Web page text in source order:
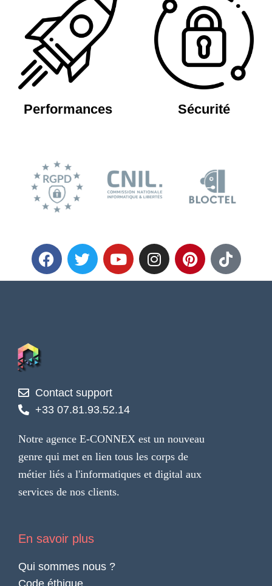
Performances Sécurité
Contact support
+33 07.81.93.52.14
Notre agence E-CONNEX est un nouveau
genre qui met en lien tous les corps de
métier liés a l'informatiques et digital aux
services de nos clients.
En savoir plus
Qui sommes nous ?